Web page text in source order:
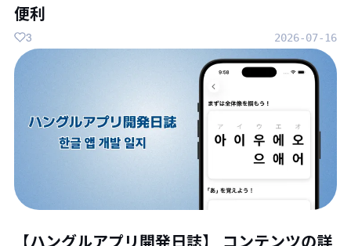
便利
2026-07-16
3
【ハングルアプリ開発日誌】 コンテンツの詳